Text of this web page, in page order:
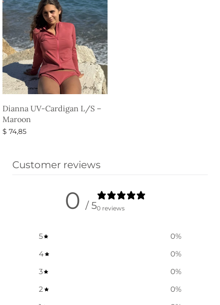
Dianna UV-Cardigan L/S –
Maroon
$ 74,85
Customer reviews
0 / 50 reviews
5 0%
4
0%
3
0%
2
0%